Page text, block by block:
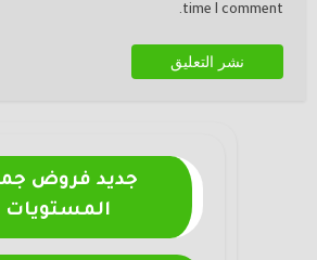
time I comment.
جديد فروض
المستويات